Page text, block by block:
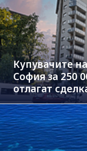
Купувачите
София за 250
отлагат